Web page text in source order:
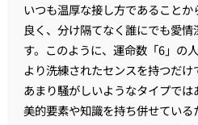
いつも温厚な接し方であること
良く、分け隔てなく誰にでも愛
す。このように、運命数「6」の
より洗練されたセンスを持つだけ
あまり騒がしいようなタイプでは
美的要素や知識を持ち併せてい